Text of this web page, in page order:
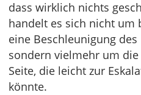
dass wirklich nichts
handelt es sich nicht um
eine Beschleunigung
sondern vielmehr um
Seite, die leicht zur
könnte.